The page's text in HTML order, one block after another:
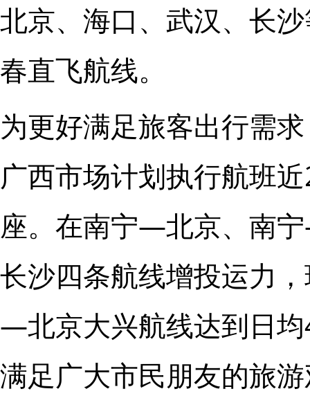
北京、海口、武汉、长
春直飞航线。
为更好满足旅客出行需
广西市场计划执行航班
座。在南宁—北京、南
长沙四条航线增投运力
—北京大兴航线达到日
满足广大市民朋友的旅